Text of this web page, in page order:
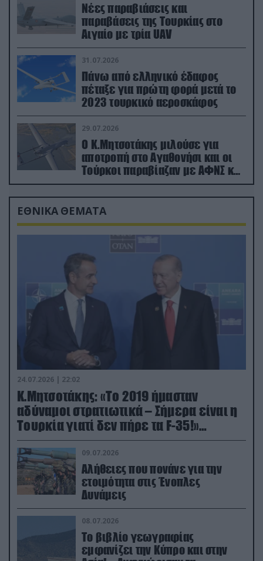
Νέες παραβιάσεις και
παραβάσεις της Τουρκίας στο
Αιγαίο με τρία UAV
31.07.2026
Πάνω από ελληνικό έδαφος
πέταξε για πρώτη φορά μετά το
2023 τουρκικό αεροσκάφος
29.07.2026
Ο Κ.Μητσοτάκης μιλούσε για
αποτροπή στο Αγαθονήσι και οι
Τούρκοι παραβίαζαν με ΑΦΝΣ και
drone
ΕΘΝΙΚΑ ΘΕΜΑΤΑ
24.07.2026 | 22:02
Κ.Μητσοτάκης: «Το 2019 ήμασταν
αδύναμοι στρατιωτικά – Σήμερα είναι η
Τουρκία γιατί δεν πήρε τα F-35!»
(βίντεο)
09.07.2026
Αλήθειες που πονάνε για την
ετοιμότητα στις Ένοπλες
Δυνάμεις
08.07.2026
Το βιβλίο γεωγραφίας
εμφανίζει την Κύπρο και στην